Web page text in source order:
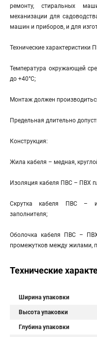
ремонту, стиральных
механизации для
машин и приборов, и для
Технические характеристики
Температура окружающей
до +40°С;
Монтаж должен
Предельная длительно
Конструкция:
Жила кабеля – медная,
Изоляция кабеля ПВС – ПВХ
Скрутка кабеля ПВС –
заполнителя;
Оболочка кабеля ПВС –
промежутков между жилами,
Технические
Ширина упаковки
Высота упаковки
Глубина упаковки